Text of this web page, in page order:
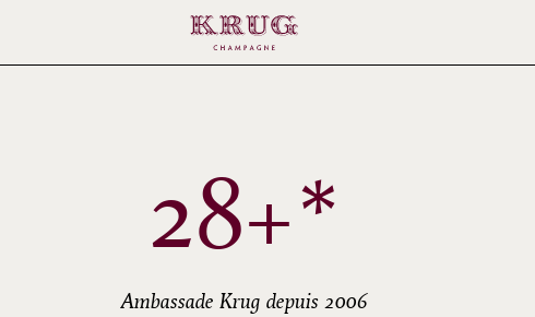
28+*
Ambassade Krug depuis 2006